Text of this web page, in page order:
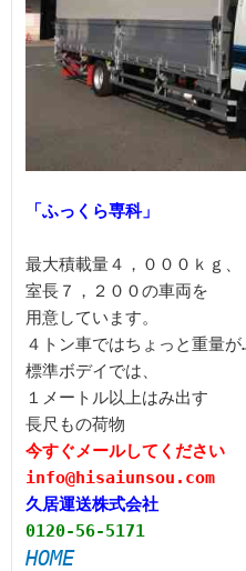
最大積載量４，０００ｋｇ、
室長７，２００の車両を
用意しています。
４トン車ではちょっと重量が
標準ボデイでは、
１メートル以上はみ出す
今すぐメールしてください
info@hisaiunsou.com
久居運送株式会社
0120-56-5171
HOME